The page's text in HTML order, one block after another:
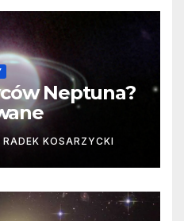
Neptuna?
RADEK KOSARZYCKI